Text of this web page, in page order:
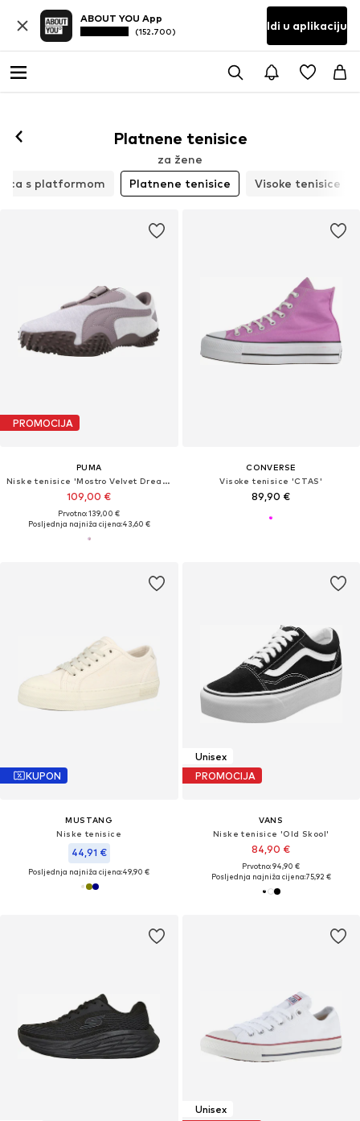
ABOUT YOU App
(152.700) Idi u aplikaciju
Platnene tenisice
za žene
s platformom
Platnene tenisice Visoke tenisice
PROMOCIJA
PUMA
Niske tenisice 'Mostro Velvet Dream'
109,00 €
Prvotno: 139,00 €
Posljednja najniža cijena:43,60 €
CONVERSE
Visoke tenisice 'CTAS'
89,90 €
KUPON
MUSTANG
Niske tenisice
44,91 €
Posljednja najniža cijena:49,90 €
Unisex
PROMOCIJA
VANS
Niske tenisice 'Old Skool'
84,90 €
Prvotno: 94,90 €
Posljednja najniža cijena:75,92 €
Unisex